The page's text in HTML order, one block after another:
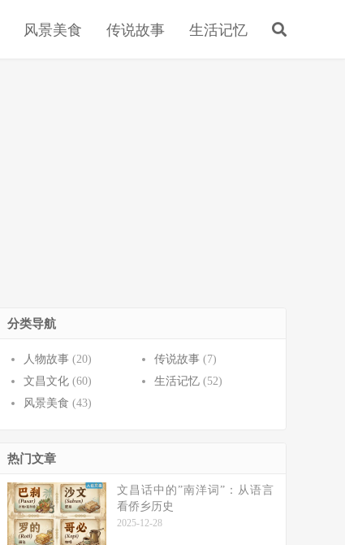
风景美食 传说故事 生活记忆
分类导航
人物故事 (20) 传说故事 (7)
文昌文化 (60) 生活记忆 (52)
风景美食 (43)
热门文章
文昌话中的”南洋词”：从语言
看侨乡历史
2025-12-28